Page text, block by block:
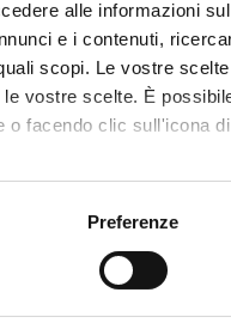
alle informazioni
e i contenuti,
scopi. Le vostre
vostre scelte. È
o facendo clic sull'icona
anche:
sulla tua posizione
Preferenze